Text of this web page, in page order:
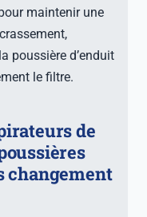
maintenir une
poussière d’enduit
le filtre.
de
changement